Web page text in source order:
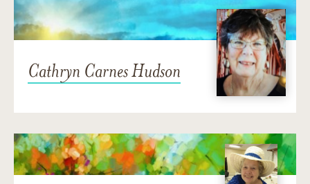
Cathryn Carnes Hudson